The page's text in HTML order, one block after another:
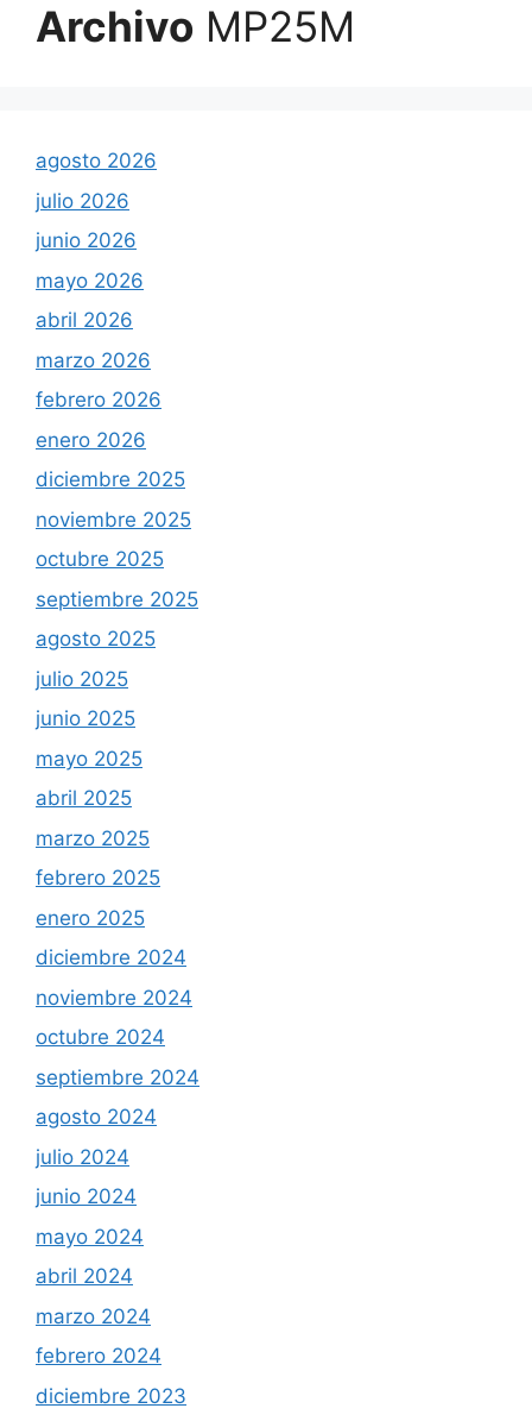
Archivo MP25M
agosto 2026
julio 2026
junio 2026
mayo 2026
abril 2026
marzo 2026
febrero 2026
enero 2026
diciembre 2025
noviembre 2025
octubre 2025
septiembre 2025
agosto 2025
julio 2025
junio 2025
mayo 2025
abril 2025
marzo 2025
febrero 2025
enero 2025
diciembre 2024
noviembre 2024
octubre 2024
septiembre 2024
agosto 2024
julio 2024
junio 2024
mayo 2024
abril 2024
marzo 2024
febrero 2024
diciembre 2023